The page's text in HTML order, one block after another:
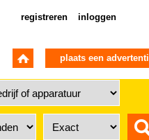
registreren inloggen
plaats een